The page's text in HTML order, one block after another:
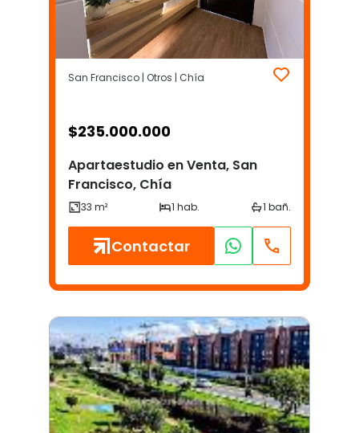
San Francisco | Otros | Chía
$235.000.000
Apartaestudio en Venta, San
Francisco, Chía
Contactar